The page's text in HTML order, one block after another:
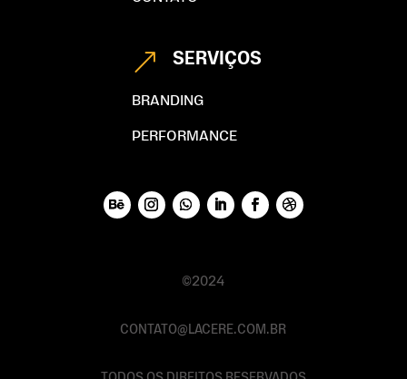
& SERVIÇOS
BRANDING
PERFORMANCE
©2024
CONTATO@LACERE.COM.BR